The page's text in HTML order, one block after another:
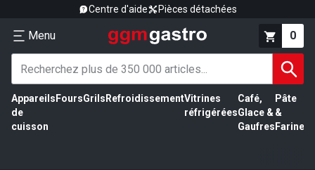
Centre d'aide Pièces détachées
Menu 0
Appareils
de
cuisson
FoursGrils RefroidissementVitrines
réfrigérées
Café,
Glace &
Gaufres
Pâte
&
Farine